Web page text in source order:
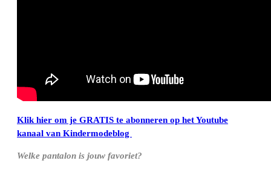
Klik hier om je GRATIS te abonneren op het Youtube
kanaal van Kindermodeblog
Welke pantalon is jouw favoriet?